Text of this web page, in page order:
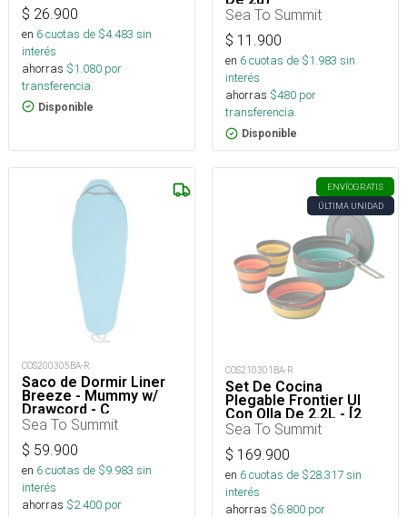
$ 26.900
en 6cuotas de $4.483 sin
interés
ahorras $1.080 por
transferencia.
Disponible
Sea To Summit
$ 11.900
en 6cuotas de $1.983 sin
interés
ahorras $480 por
transferencia.
Disponible
COS200305BA-R
Saco de Dormir Liner
Breeze - Mummy w/
Drawcord - C
Sea To Summit
$ 59.900
en 6cuotas de $9.983 sin
interés
ahorras $2.400 por
ENVÍOGRATIS
ÚLTIMA UNIDAD
COS210301BA-R
Set De Cocina
Plegable Frontier Ul
Con Olla De 2.2L - [2
Personas] [5 Piezas]
Sea To Summit
$ 169.900
en 6cuotas de $28.317sin
interés
ahorras $6.800 por